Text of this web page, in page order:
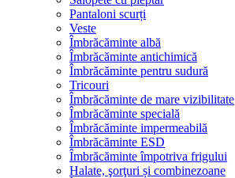
Pantaloni scurți
Veste
Îmbrăcăminte albă
Îmbrăcăminte antichimică
Îmbrăcăminte pentru sudură
Tricouri
Îmbrăcăminte de mare vizibilitate
Îmbrăcăminte specială
Îmbrăcăminte impermeabilă
Îmbrăcăminte ESD
Îmbrăcăminte împotriva frigului
Halate, şorţuri și combinezoane